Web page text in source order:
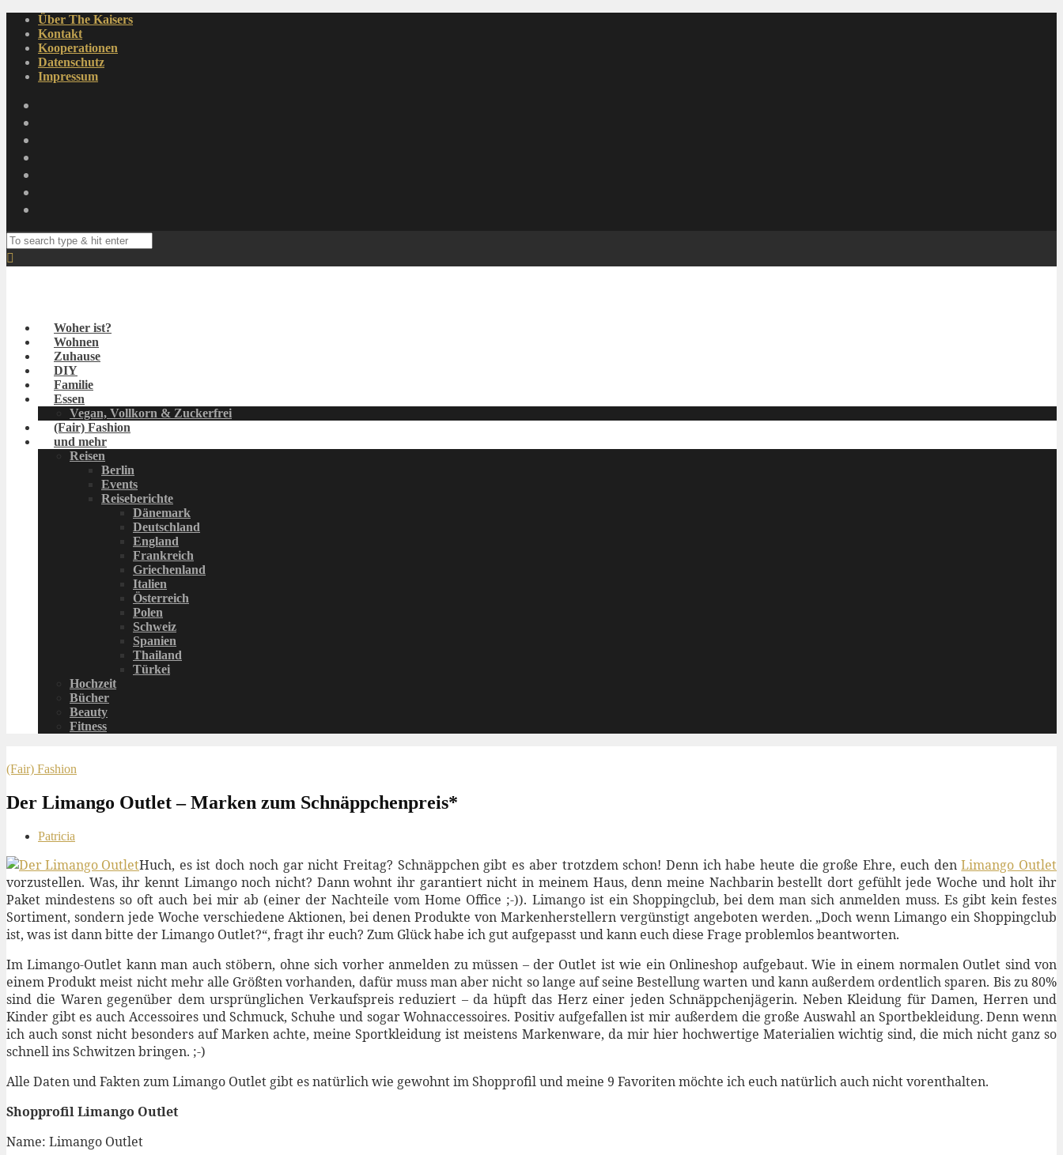
Über The Kaisers
Kontakt
Kooperationen
Datenschutz
Impressum
Woher ist?
Wohnen
Zuhause
DIY
Familie
Essen
Vegan, Vollkorn & Zuckerfrei
(Fair) Fashion
und mehr
Reisen
Berlin
Events
Reiseberichte
Dänemark
Deutschland
England
Frankreich
Griechenland
Italien
Österreich
Polen
Schweiz
Spanien
Thailand
Türkei
Hochzeit
Bücher
Beauty
Fitness
(Fair) Fashion
Der Limango Outlet – Marken zum Schnäppchenpreis*
Patricia
Huch, es ist doch noch gar nicht Freitag? Schnäppchen gibt es aber trotzdem schon! Denn ich habe heute die große Ehre, euch denLimango Outlet
vorzustellen. Was, ihr kennt Limango noch nicht? Dann wohnt ihr garantiert nicht in meinem Haus, denn meine Nachbarin bestellt dort gefühlt jede Woche und holt ihr
Paket mindestens so oft auch bei mir ab (einer der Nachteile vom Home Office ;-)). Limango ist ein Shoppingclub, bei dem man sich anmelden muss. Es gibt kein festes
Sortiment, sondern jede Woche verschiedene Aktionen, bei denen Produkte von Markenherstellern vergünstigt angeboten werden. „Doch wenn Limango ein Shoppingclub
ist, was ist dann bitte der Limango Outlet?“, fragt ihr euch? Zum Glück habe ich gut aufgepasst und kann euch diese Frage problemlos beantworten.
Im Limango-Outlet kann man auch stöbern, ohne sich vorher anmelden zu müssen – der Outlet ist wie ein Onlineshop aufgebaut. Wie in einem normalen Outlet sind von
einem Produkt meist nicht mehr alle Größten vorhanden, dafür muss man aber nicht so lange auf seine Bestellung warten und kann außerdem ordentlich sparen. Bis zu 80%
sind die Waren gegenüber dem ursprünglichen Verkaufspreis reduziert – da hüpft das Herz einer jeden Schnäppchenjägerin. Neben Kleidung für Damen, Herren und
Kinder gibt es auch Accessoires und Schmuck, Schuhe und sogar Wohnaccessoires. Positiv aufgefallen ist mir außerdem die große Auswahl an Sportbekleidung. Denn wenn
ich auch sonst nicht besonders auf Marken achte, meine Sportkleidung ist meistens Markenware, da mir hier hochwertige Materialien wichtig sind, die mich nicht ganz so
schnell ins Schwitzen bringen. ;-)
Alle Daten und Fakten zum Limango Outlet gibt es natürlich wie gewohnt im Shopprofil und meine 9 Favoriten möchte ich euch natürlich auch nicht vorenthalten.
Shopprofil Limango Outlet
Name: Limango Outlet